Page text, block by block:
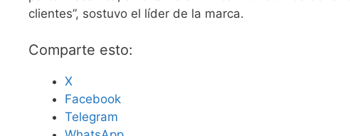
clientes”, sostuvo el líder de la marca.
Comparte esto:
X
Facebook
Telegram